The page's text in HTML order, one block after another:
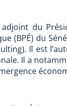
du
(BPÉ) du
Il est
Il a